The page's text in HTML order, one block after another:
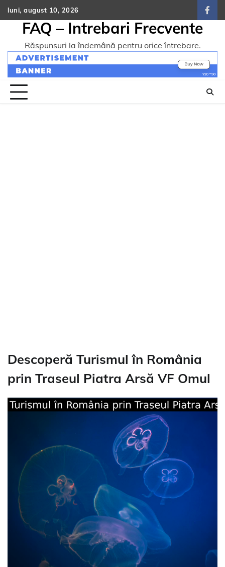
Skip
to
content
luni, august 10, 2026
FAQ – Intrebari Frecvente
Răspunsuri la îndemână pentru orice întrebare.
Descoperă Turismul în România
prin Traseul Piatra Arsă VF Omul